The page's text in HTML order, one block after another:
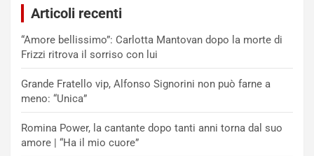
Articoli recenti
“Amore bellissimo”: Carlotta Mantovan dopo la morte di
Frizzi ritrova il sorriso con lui
Grande Fratello vip, Alfonso Signorini non può farne a
meno: “Unica”
Romina Power, la cantante dopo tanti anni torna dal suo
amore | “Ha il mio cuore”